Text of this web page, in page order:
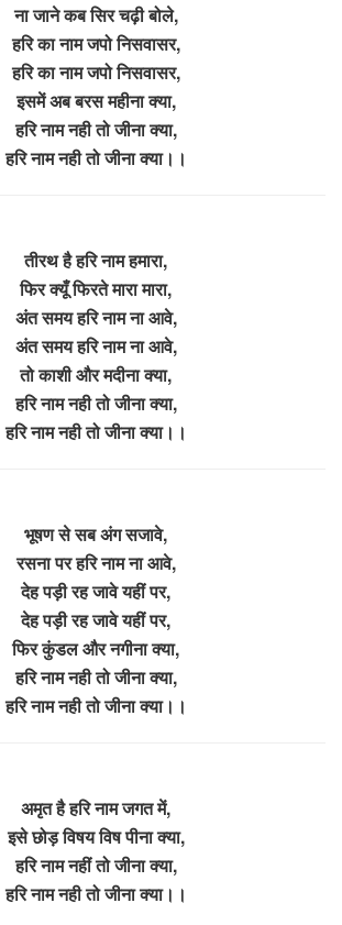
ना जाने कब सिर चढ़ी बोले,
हरि का नाम जपो निसवासर,
हरि का नाम जपो निसवासर,
इसमें अब बरस महीना क्या,
हरि नाम नही तो जीना क्या,
हरि नाम नही तो जीना क्या।।
तीरथ है हरि नाम हमारा,
फिर क्यूँ फिरते मारा मारा,
अंत समय हरि नाम ना आवे,
अंत समय हरि नाम ना आवे,
तो काशी और मदीना क्या,
हरि नाम नही तो जीना क्या,
हरि नाम नही तो जीना क्या।।
भूषण से सब अंग सजावे,
रसना पर हरि नाम ना आवे,
देह पड़ी रह जावे यहीं पर,
देह पड़ी रह जावे यहीं पर,
फिर कुंडल और नगीना क्या,
हरि नाम नही तो जीना क्या,
हरि नाम नही तो जीना क्या।।
अमृत है हरि नाम जगत में,
इसे छोड़ विषय विष पीना क्या,
हरि नाम नहीं तो जीना क्या,
हरि नाम नही तो जीना क्या।।